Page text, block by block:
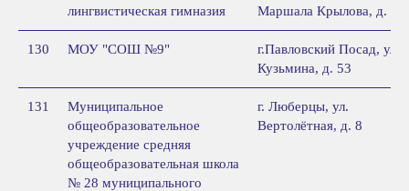
лингвистическая гимназия
Маршала Крылова, д. 20
130 МОУ "СОШ №9"
г.Павловский Посад, ул.
Кузьмина, д. 53
131
Муниципальное
общеобразовательное
учреждение средняя
общеобразовательная школа
№ 28 муниципального
г. Люберцы, ул.
Вертолётная, д. 8